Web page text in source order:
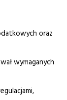
oraz
wymaganych